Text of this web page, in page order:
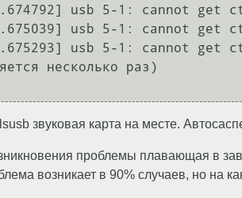
usb 5-1: cannot get
usb 5-1: cannot get
usb 5-1: cannot get
несколько раз)
звуковая карта на месте.
проблемы плавающая в
возникает в 90% случаев, но на